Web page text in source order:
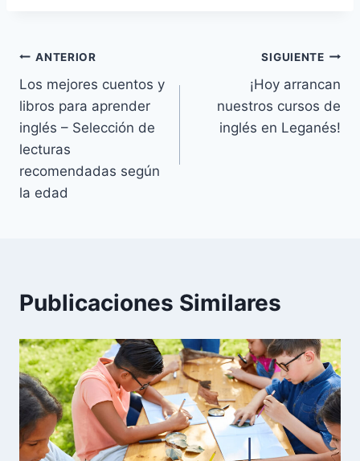
Navegación
de
entradas
ANTERIOR
Los mejores cuentos y
libros para aprender
inglés – Selección de
lecturas
recomendadas según
la edad
SIGUIENTE
¡Hoy arrancan
nuestros cursos de
inglés en Leganés!
Publicaciones Similares